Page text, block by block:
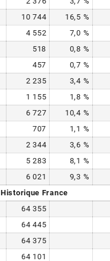
10 744 16,5 %
4 552 7,0 %
518 0,8 %
457 0,7 %
2 235 3,4 %
1 155 1,8 %
6 727 10,4 %
707 1,1 %
2 344 3,6 %
5 283 8,1 %
6 021 9,3 %
Historique France
64 355
64 445
64 375
64 101